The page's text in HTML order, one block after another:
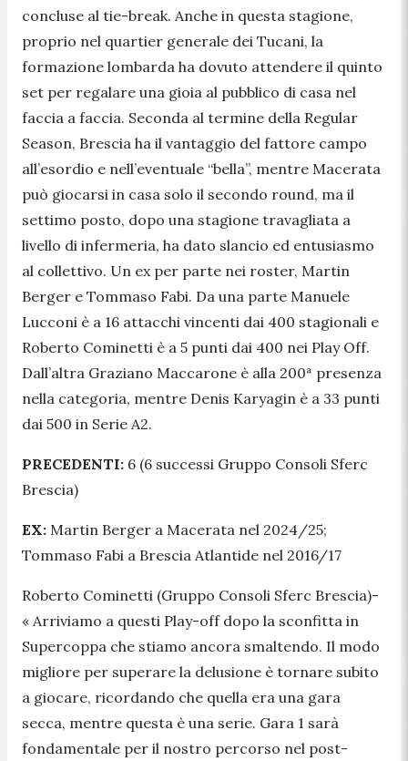
concluse al tie-break. Anche in questa stagione,
proprio nel quartier generale dei Tucani, la
formazione lombarda ha dovuto attendere il quinto
set per regalare una gioia al pubblico di casa nel
faccia a faccia. Seconda al termine della Regular
Season, Brescia ha il vantaggio del fattore campo
all’esordio e nell’eventuale “bella”, mentre Macerata
può giocarsi in casa solo il secondo round, ma il
settimo posto, dopo una stagione travagliata a
livello di infermeria, ha dato slancio ed entusiasmo
al collettivo. Un ex per parte nei roster, Martin
Berger e Tommaso Fabi. Da una parte Manuele
Lucconi è a 16 attacchi vincenti dai 400 stagionali e
Roberto Cominetti è a 5 punti dai 400 nei Play Off.
Dall’altra Graziano Maccarone è alla 200ª presenza
nella categoria, mentre Denis Karyagin è a 33 punti
dai 500 in Serie A2.
PRECEDENTI: 6 (6 successi Gruppo Consoli Sferc
Brescia)
EX: Martin Berger a Macerata nel 2024/25;
Tommaso Fabi a Brescia Atlantide nel 2016/17
Roberto Cominetti (Gruppo Consoli Sferc Brescia)-
« Arriviamo a questi Play-off dopo la sconfitta in
Supercoppa che stiamo ancora smaltendo. Il modo
migliore per superare la delusione è tornare subito
a giocare, ricordando che quella era una gara
secca, mentre questa è una serie. Gara 1 sarà
fondamentale per il nostro percorso nel post-